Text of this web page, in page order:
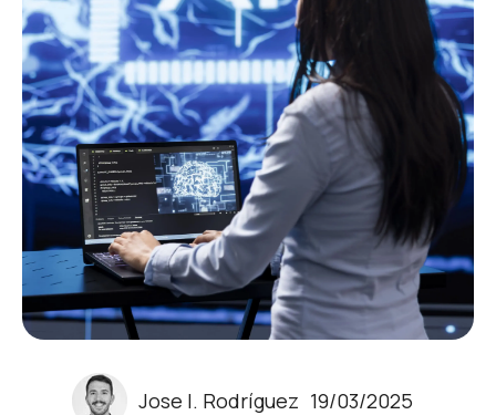
Jose I. Rodríguez 19/03/2025